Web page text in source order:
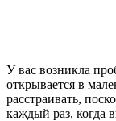
У вас возникла
открывается в
расстраивать,
каждый раз, когда